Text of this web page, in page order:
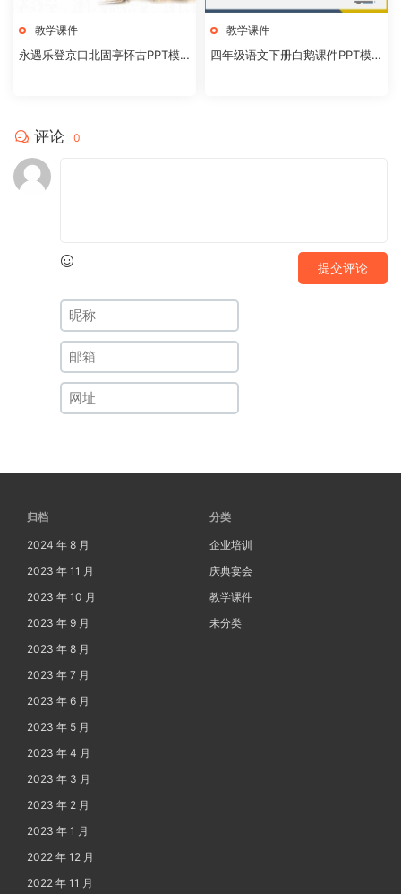
教学课件
永遇乐登京口北固亭怀古PPT模
教学课件
四年级语文下册白鹅课件PPT模
评论 0
提交评论
归档
2024 年 8 月
2023 年 11 月
2023 年 10 月
2023 年 9 月
2023 年 8 月
2023 年 7 月
2023 年 6 月
2023 年 5 月
2023 年 4 月
2023 年 3 月
2023 年 2 月
2023 年 1 月
2022 年 12 月
2022 年 11 月
分类
企业培训
庆典宴会
教学课件
未分类